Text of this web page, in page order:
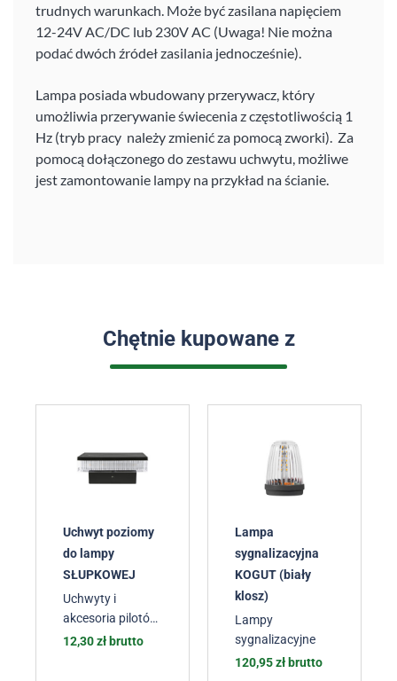
trudnych warunkach. Może być zasilana napięciem
12-24V AC/DC lub 230V AC (Uwaga! Nie można
podać dwóch źródeł zasilania jednocześnie).
Lampa posiada wbudowany przerywacz, który
umożliwia przerywanie świecenia z częstotliwością 1
Hz (tryb pracy należy zmienić za pomocą zworki). Za
pomocą dołączonego do zestawu uchwytu, możliwe
jest zamontowanie lampy na przykład na ścianie.
Chętnie kupowane z
Uchwyt poziomy
do lampy
SŁUPKOWEJ
Uchwyty i
akcesoria pilotów
i lamp,Lampy
12,30zł brutto
Lampa
sygnalizacyjna
KOGUT (biały
klosz)
Lampy
sygnalizacyjne
120,95zł brutto